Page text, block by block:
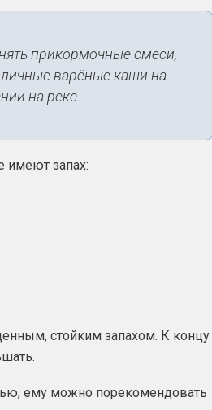
прикормочные смеси,
варёные каши на
на реке.
имеют запах:
стойким запахом. К концу
ему можно порекомендовать